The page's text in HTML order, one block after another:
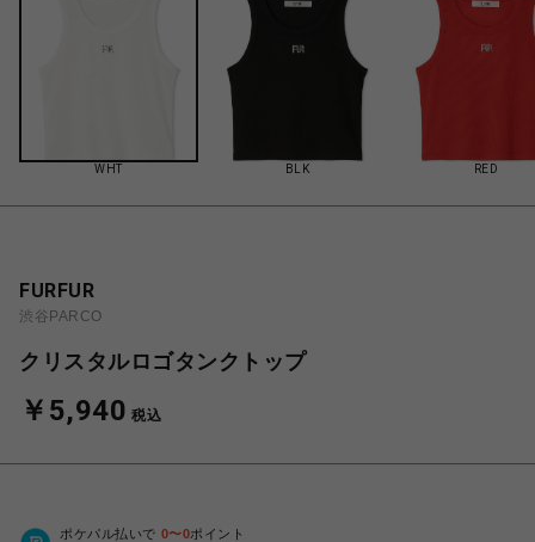
WHT BLK RED
FURFUR
渋谷PARCO
クリスタルロゴタンクトップ
￥5,940 税込
ポケパル払いで 0〜0ポイント